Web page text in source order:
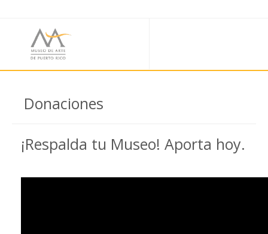
Donaciones
¡Respalda tu Museo! Aporta hoy.